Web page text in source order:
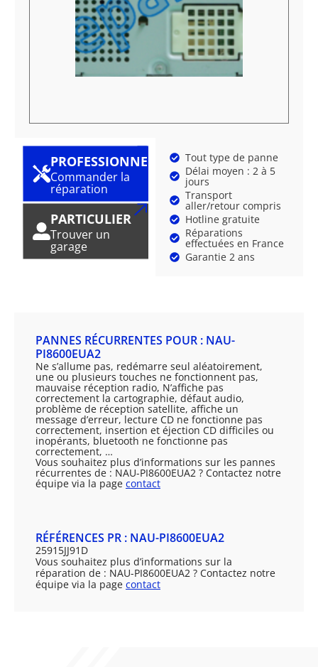
PROFESSIONNEL
Commander la
réparation
PARTICULIER
Trouver un
garage
Tout type de panne
Délai moyen : 2 à 5
jours
Transport
aller/retour compris
Hotline gratuite
Réparations
effectuées en France
Garantie 2 ans
PANNES RÉCURRENTES POUR : NAU-
PI8600EUA2
Ne s’allume pas, redémarre seul aléatoirement,
une ou plusieurs touches ne fonctionnent pas,
mauvaise réception radio, N’affiche pas
correctement la cartographie, défaut audio,
problème de réception satellite, affiche un
message d’erreur, lecture CD ne fonctionne pas
correctement, insertion et éjection CD difficiles ou
inopérants, bluetooth ne fonctionne pas
correctement, …
Vous souhaitez plus d’informations sur les pannes
récurrentes de : NAU-PI8600EUA2 ? Contactez notre
équipe via la page contact
RÉFÉRENCES PR : NAU-PI8600EUA2
25915JJ91D
Vous souhaitez plus d’informations sur la
réparation de : NAU-PI8600EUA2 ? Contactez notre
équipe via la page contact